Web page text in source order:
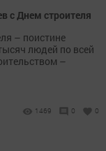
с Днем строителя
– поистине
людей по всей
–
1469 0 0